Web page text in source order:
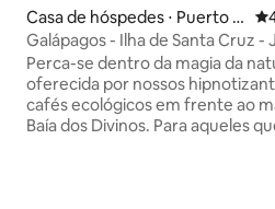
Casa de hóspedes ⋅ Puerto A
yora- playa de los alemanes
Galápagos - Ilha de Santa Cruz -
Chalet
Perca-se dentro da magia da
oferecida por nossos
cafés ecológicos em frente ao
Baía dos Divinos. Para aqueles